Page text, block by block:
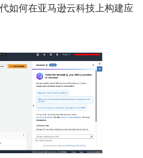
如何在亚马逊云科技上构建应